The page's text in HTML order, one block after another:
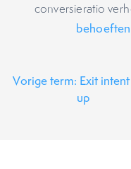
conversieratio
behoeften
Vorige term: Exit
up